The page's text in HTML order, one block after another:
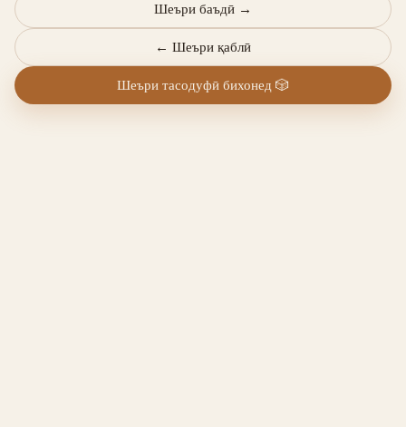
← Шеъри қаблӣ
Шеъри баъдӣ →
Шеъри тасодуфӣ бихонед 🎲